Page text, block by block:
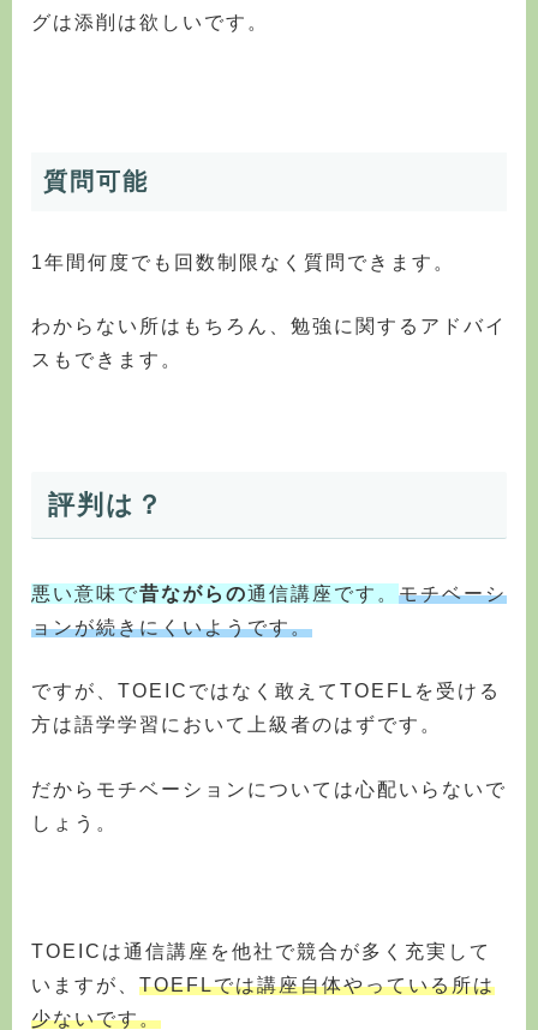
グは添削は欲しいです。
質問可能
1年間何度でも回数制限なく質問できます。
わからない所はもちろん、勉強に関するアドバイ
スもできます。
評判は？
悪い意味で昔ながらの通信講座です。 モチベーシ
ョンが続きにくいようです。
ですが、TOEICではなく敢えてTOEFLを受ける
方は語学学習において上級者のはずです。
だからモチベーションについては心配いらないで
しょう。
TOEICは通信講座を他社で競合が多く充実して
いますが、 TOEFLでは講座自体やっている所は
少ないです。